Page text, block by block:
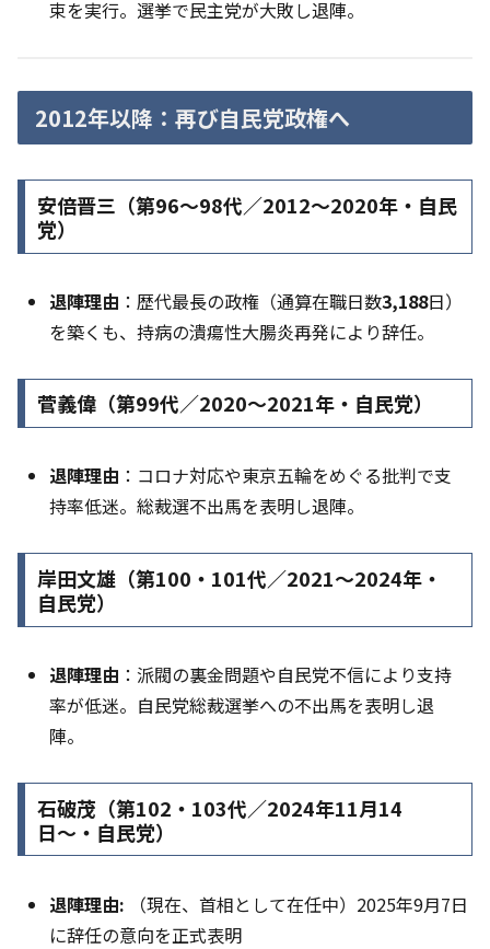
束を実行。選挙で民主党が大敗し退陣。
2012年以降：再び自民党政権へ
安倍晋三（第96〜98代／2012〜2020年・自民
党）
退陣理由 ：歴代最長の政権（通算在職日数3,188日）
を築くも、持病の潰瘍性大腸炎再発により辞任。
菅義偉（第99代／2020〜2021年・自民党）
退陣理由 ：コロナ対応や東京五輪をめぐる批判で支
持率低迷。総裁選不出馬を表明し退陣。
岸田文雄（第100・101代／2021〜2024年・
自民党）
退陣理由 ：派閥の裏金問題や自民党不信により支持
率が低迷。自民党総裁選挙への不出馬を表明し退
陣。
石破茂（第102・103代／2024年11月14
日〜 ・自民党）
退陣理由: （現在、首相として在任中）2025年9月7日
に辞任の意向を正式表明